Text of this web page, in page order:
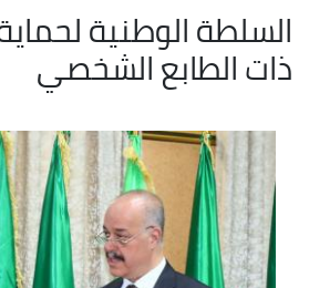
السلطة الوطنية
ذات الطابع الشخصي